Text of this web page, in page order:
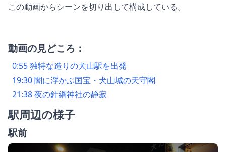
この動画からシーンを切り出して構成している。
動画の見どころ：
0:55 独特な造りの犬山駅を出発
19:30 闇に浮かぶ国宝・犬山城の天守閣
21:38 夜の針綱神社の静寂
駅周辺の様子
駅前